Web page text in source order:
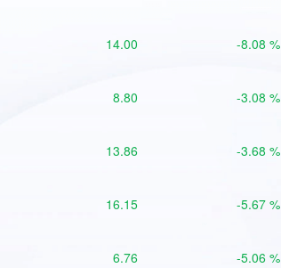
14.00 -8.08 %
8.80 -3.08 %
13.86 -3.68 %
16.15 -5.67 %
6.76 -5.06 %